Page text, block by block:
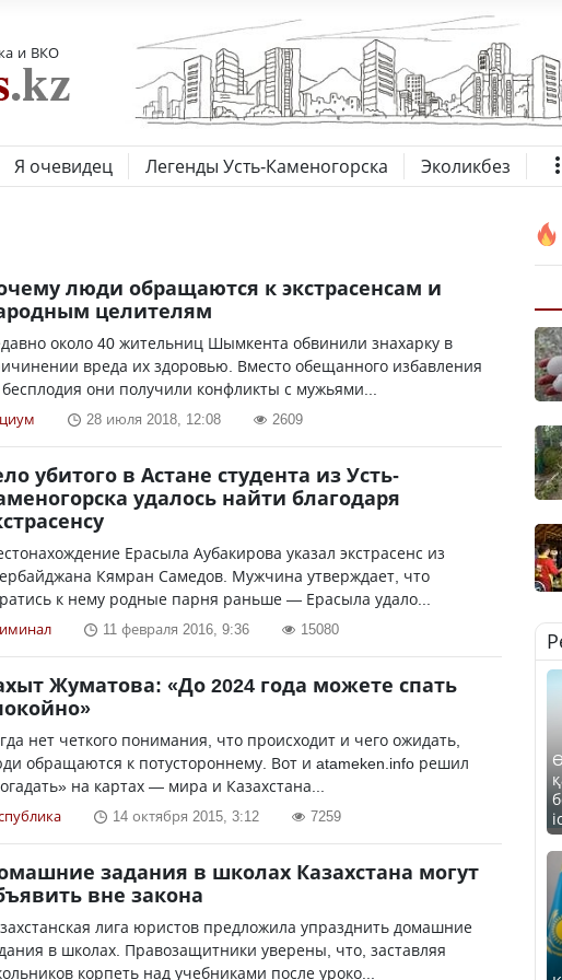
и ВКО
Я очевидец Легенды Усть-Каменогорска Эколикбез
люди обращаются к экстрасенсам и
целителям
около 40 жительниц Шымкента обвинили знахарку в
вреда их здоровью. Вместо обещанного избавления
бесплодия они получили конфликты с мужьями...
28 июля 2018, 12:08 2609
убитого в Астане студента из Усть-
удалось найти благодаря
Ерасыла Аубакирова указал экстрасенс из
Кямран Самедов. Мужчина утверждает, что
к нему родные парня раньше — Ерасыла удало...
11 февраля 2016, 9:36 15080
Жуматова: «До 2024 года можете спать
нет четкого понимания, что происходит и чего ожидать,
обращаются к потустороннему. Вот и atameken.info решил
на картах — мира и Казахстана...
14 октября 2015, 3:12 7259
задания в школах Казахстана могут
вне закона
лига юристов предложила упразднить домашние
в школах. Правозащитники уверены, что, заставляя
корпеть над учебниками после уроко...